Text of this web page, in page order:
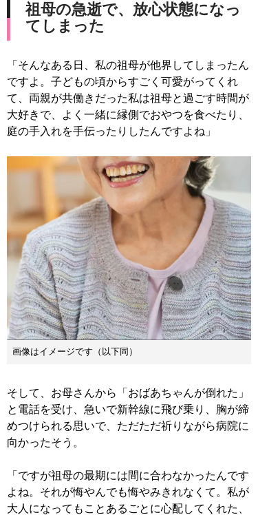
祖母の急逝で、放心状態になっ
てしまった
「そんなある日、私の祖母が他界してしまったん
ですよ。子どもの頃からすごく可愛がってくれ
て、両親が共働きだった私は祖母と過ごす時間が
大好きで、よく一緒に縁側でおやつを食べたり、
庭の手入れを手伝ったりしたんですよね」
画像はイメージです（以下同）
そして、お母さんから「おばあちゃんが倒れた」
と電話を受け、急いで新幹線に飛び乗り、胸が締
めつけられる思いで、ただただ祈りながら病院に
向かったそう。
「ですが祖母の最期には間に合わなかったんです
よね。それが悔やんでも悔やみきれなくて。私が
大人になってもことあるごとに心配してくれた、